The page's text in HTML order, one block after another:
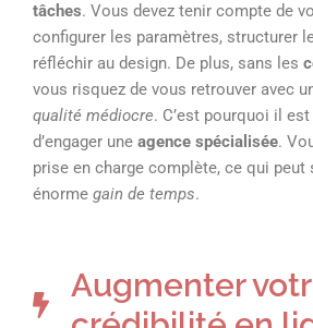
tâches. Vous devez tenir compte de
configurer les paramètres, structurer
réfléchir au design. De plus, sans les
vous risquez de vous retrouver avec
qualité médiocre. C’est pourquoi il
d’engager une agence spécialisée.
prise en charge complète, ce qui peut
énorme gain de temps.
Augmenter